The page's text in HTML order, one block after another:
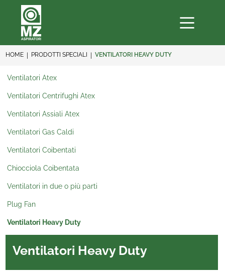
HOME PRODOTTI SPECIALI VENTILATORI HEAVY DUTY
Ventilatori Atex
Ventilatori Centrifughi Atex
Ventilatori Assiali Atex
Ventilatori Gas Caldi
Ventilatori Coibentati
Chiocciola Coibentata
Ventilatori in due o più parti
Plug Fan
Ventilatori Heavy Duty
Ventilatori Heavy Duty